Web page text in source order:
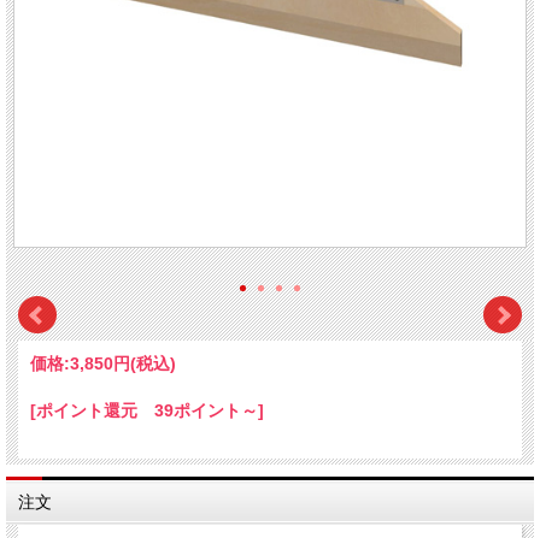
価格:3,850円(税込)
[ポイント還元 39ポイント～]
注文